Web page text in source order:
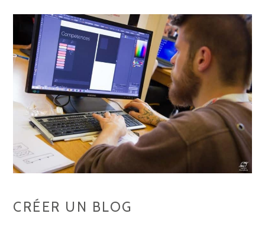
CRÉER UN BLOG